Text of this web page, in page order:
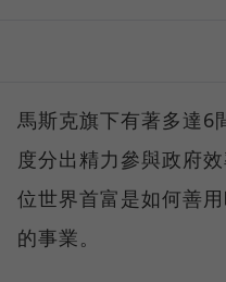
馬斯克旗下有著多達6
度分出精力參與政府
位世界首富是如何善
的事業。